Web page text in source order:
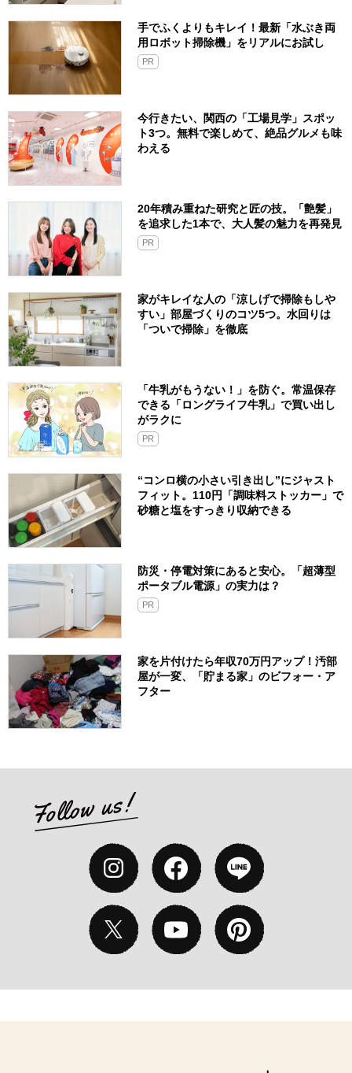
手でふくよりもキレイ！最新「水ぶき両
用ロボット掃除機」をリアルにお試し
PR
今行きたい、関西の「工場見学」スポッ
ト3つ。無料で楽しめて、絶品グルメも味
わえる
20年積み重ねた研究と匠の技。「艶髪」
を追求した1本で、大人髪の魅力を再発見
PR
家がキレイな人の「涼しげで掃除もしや
すい」部屋づくりのコツ5つ。水回りは
「ついで掃除」を徹底
「牛乳がもうない！」を防ぐ。常温保存
できる「ロングライフ牛乳」で買い出し
がラクに
PR
“コンロ横の小さい引き出し”にジャスト
フィット。110円「調味料ストッカー」で
砂糖と塩をすっきり収納できる
防災・停電対策にあると安心。「超薄型
ポータブル電源」の実力は？​
PR
家を片付けたら年収70万円アップ！汚部
屋が一変、「貯まる家」のビフォー・ア
フター